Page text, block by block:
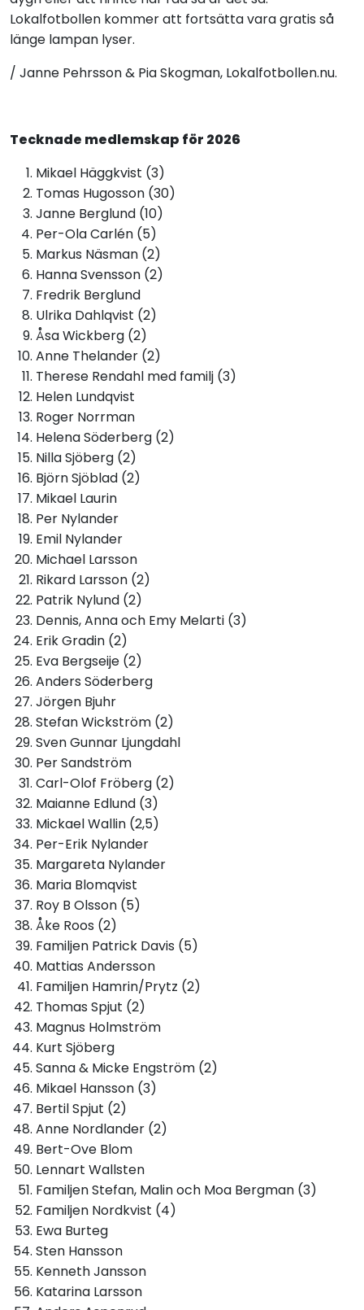
Lokalfotbollen kommer att fortsätta vara gratis så
länge lampan lyser.
/ Janne Pehrsson & Pia Skogman, Lokalfotbollen.nu.
Tecknade medlemskap för 2026
Mikael Häggkvist (3)
Tomas Hugosson (30)
Janne Berglund (10)
Per-Ola Carlén (5)
Markus Näsman (2)
Hanna Svensson (2)
Fredrik Berglund
Ulrika Dahlqvist (2)
Åsa Wickberg (2)
Anne Thelander (2)
Therese Rendahl med familj (3)
Helen Lundqvist
Roger Norrman
Helena Söderberg (2)
Nilla Sjöberg (2)
Björn Sjöblad (2)
Mikael Laurin
Per Nylander
Emil Nylander
Michael Larsson
Rikard Larsson (2)
Patrik Nylund (2)
Dennis, Anna och Emy Melarti (3)
Erik Gradin (2)
Eva Bergseije (2)
Anders Söderberg
Jörgen Bjuhr
Stefan Wickström (2)
Sven Gunnar Ljungdahl
Per Sandström
Carl-Olof Fröberg (2)
Maianne Edlund (3)
Mickael Wallin (2,5)
Per-Erik Nylander
Margareta Nylander
Maria Blomqvist
Roy B Olsson (5)
Åke Roos (2)
Familjen Patrick Davis (5)
Mattias Andersson
Familjen Hamrin/Prytz (2)
Thomas Spjut (2)
Magnus Holmström
Kurt Sjöberg
Sanna & Micke Engström (2)
Mikael Hansson (3)
Bertil Spjut (2)
Anne Nordlander (2)
Bert-Ove Blom
Lennart Wallsten
Familjen Stefan, Malin och Moa Bergman (3)
Familjen Nordkvist (4)
Ewa Burteg
Sten Hansson
Kenneth Jansson
Katarina Larsson